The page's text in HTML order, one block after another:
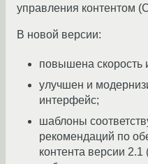
управления контентом
В новой версии:
повышена скорость
улучшен и
интерфейс;
шаблоны
рекомендаций по
контента версии